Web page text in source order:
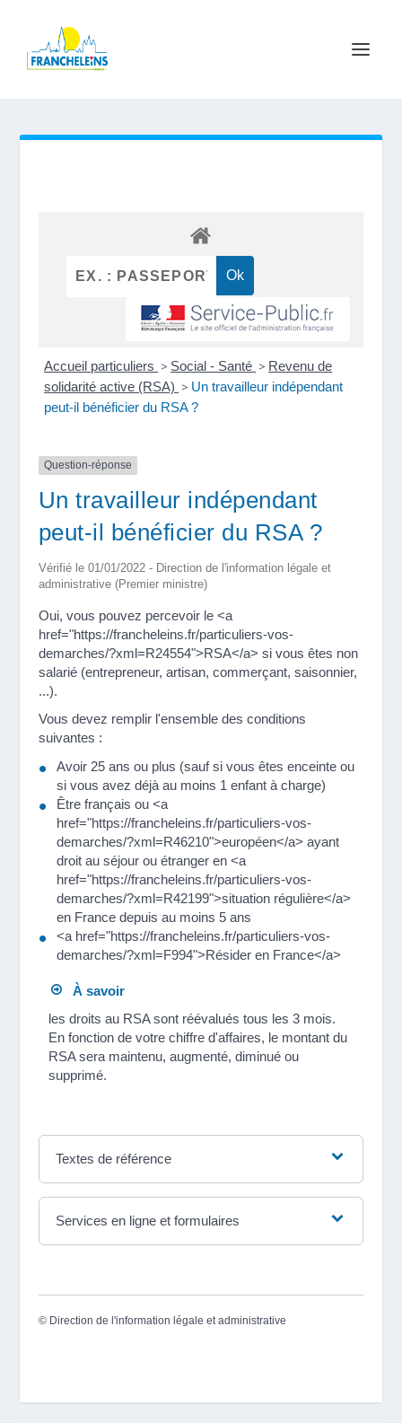
Accueil particuliers > Social - Santé > Revenu de
solidarité active (RSA) > Un travailleur indépendant
peut-il bénéficier du RSA ?
Question-réponse
Un travailleur indépendant
peut-il bénéficier du RSA ?
Vérifié le 01/01/2022 - Direction de l'information légale et
administrative (Premier ministre)
Oui, vous pouvez percevoir le <a
href="https://francheleins.fr/particuliers-vos-
demarches/?xml=R24554">RSA</a> si vous êtes non
salarié (entrepreneur, artisan, commerçant, saisonnier,
...).
Vous devez remplir l'ensemble des conditions
suivantes :
Avoir 25 ans ou plus (sauf si vous êtes enceinte ou
si vous avez déjà au moins 1 enfant à charge)
Être français ou <a
href="https://francheleins.fr/particuliers-vos-
demarches/?xml=R46210">européen</a> ayant
droit au séjour ou étranger en <a
href="https://francheleins.fr/particuliers-vos-
demarches/?xml=R42199">situation régulière</a>
en France depuis au moins 5 ans
<a href="https://francheleins.fr/particuliers-vos-
demarches/?xml=F994">Résider en France</a>
À savoir
les droits au RSA sont réévalués tous les 3 mois.
En fonction de votre chiffre d'affaires, le montant du
RSA sera maintenu, augmenté, diminué ou
supprimé.
Textes de référence
Services en ligne et formulaires
© Direction de l'information légale et administrative